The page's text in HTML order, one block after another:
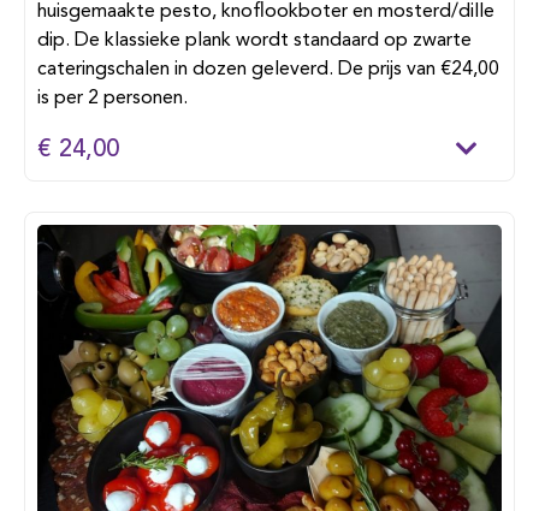
huisgemaakte pesto, knoflookboter en mosterd/dille
dip. De klassieke plank wordt standaard op zwarte
cateringschalen in dozen geleverd. De prijs van €24,00
is per 2 personen.
€ 24,00